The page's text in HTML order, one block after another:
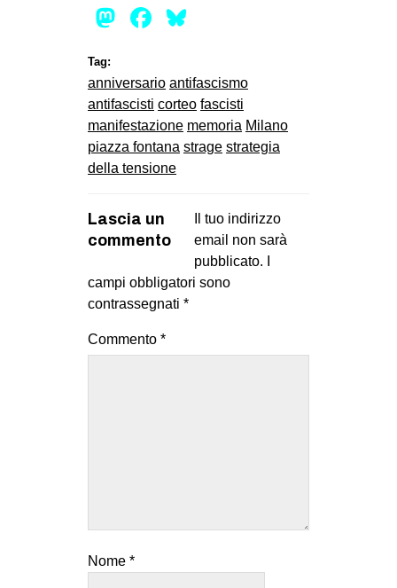
ARTE
MANIFESTI
RECENSIONI
AFRICA
AMERICHE
ESTREMO ORIENTE
EUROPA
MEDIO ORIENTE
Mastodon
Facebook
Tag:
anniversario antifascismo
antifascisti corteo fascisti
manifestazione memoria Milano
piazza fontana strage strategia
della tensione
Lascia un
commento
Il tuo indirizzo
email non sarà
pubblicato.
campi obbligatori sono
contrassegnati *
Commento *
Nome *